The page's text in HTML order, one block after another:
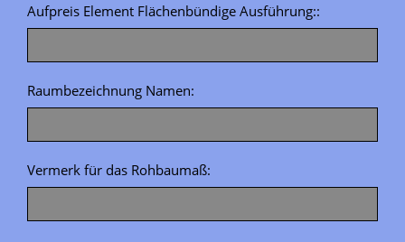
Aufpreis Element Flächenbündige Ausführung::
Raumbezeichnung Namen:
Vermerk für das Rohbaumaß: